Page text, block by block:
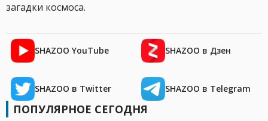
загадки космоса.
SHAZOO YouTube SHAZOO в Дзен
SHAZOO в Twitter SHAZOO в Telegram
ПОПУЛЯРНОЕ СЕГОДНЯ